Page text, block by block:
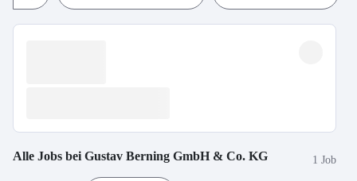
Alle Jobs bei Gustav Berning GmbH & Co. KG 1 Job